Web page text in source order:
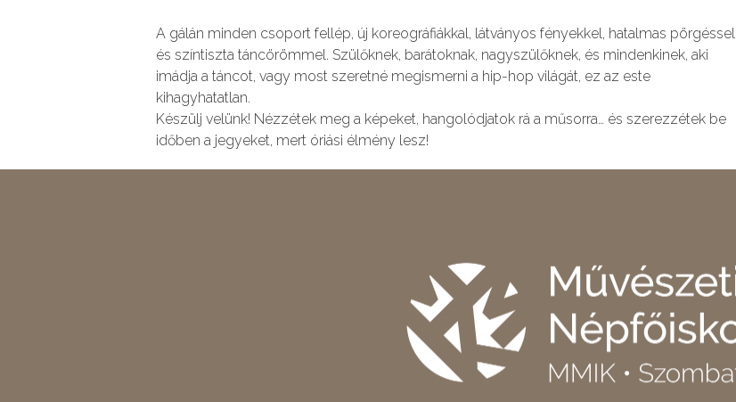
A gálán minden csoport fellép, új koreográfiákkal, látványos fényekkel, hatalmas pörgéssel
és színtiszta táncörömmel. Szülőknek, barátoknak, nagyszülőknek, és mindenkinek, aki
imádja a táncot, vagy most szeretné megismerni a hip-hop világát, ez az este
kihagyhatatlan.
Készülj velünk! Nézzétek meg a képeket, hangolódjatok rá a műsorra… és szerezzétek be
időben a jegyeket, mert óriási élmény lesz!